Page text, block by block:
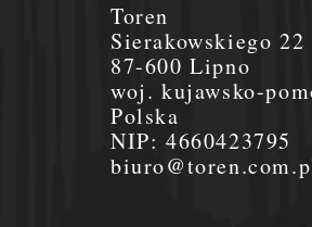
Toren
Sierakowskiego 22
87-600 Lipno
woj. kujawsko-
Polska
NIP:4660423795